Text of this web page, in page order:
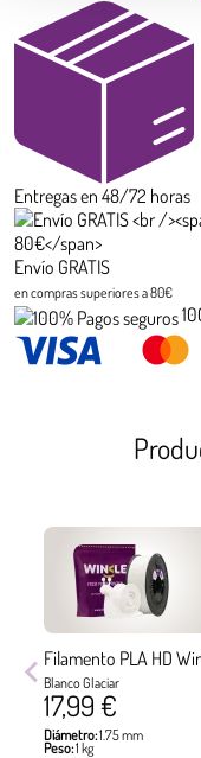
Entregas en 48/72 horas
Envío GRATIS
en compras superiores a 80€
Filamento PLA HD
Blanco Glaciar
17,99 €
Diámetro:1.75 mm
Peso:1 kg